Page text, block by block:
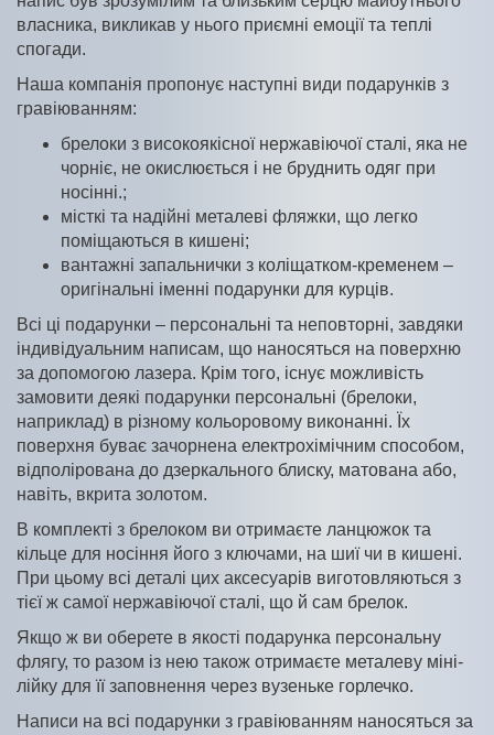
власника, викликав у нього приємні емоції та теплі
спогади.
Наша компанія пропонує наступні види подарунків з
гравіюванням:
брелоки з високоякісної нержавіючої сталі, яка не
чорніє, не окислюється і не бруднить одяг при
носінні.;
місткі та надійні металеві фляжки, що легко
поміщаються в кишені;
вантажні запальнички з коліщатком-кременем –
оригінальні іменні подарунки для курців.
Всі ці подарунки – персональні та неповторні, завдяки
індивідуальним написам, що наносяться на поверхню
за допомогою лазера. Крім того, існує можливість
замовити деякі подарунки персональні (брелоки,
наприклад) в різному кольоровому виконанні. Їх
поверхня буває зачорнена електрохімічним способом,
відполірована до дзеркального блиску, матована або,
навіть, вкрита золотом.
В комплекті з брелоком ви отримаєте ланцюжок та
кільце для носіння його з ключами, на шиї чи в кишені.
При цьому всі деталі цих аксесуарів виготовляються з
тієї ж самої нержавіючої сталі, що й сам брелок.
Якщо ж ви оберете в якості подарунка персональну
флягу, то разом із нею також отримаєте металеву міні-
лійку для її заповнення через вузеньке горлечко.
Написи на всі подарунки з гравіюванням наносяться за